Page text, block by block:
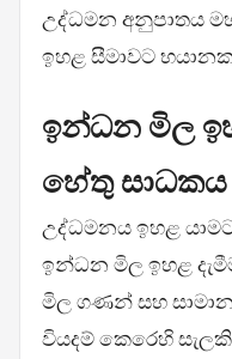
උද්ධමන අනුපාතය
ඉහළ සීමාවට
ඉන්ධන මිල
හේතු
උද්ධමනය ඉහළ
ඉන්ධන මිල ඉහළ
මිල ගණන් සහ
වියදම් කෙරෙහි